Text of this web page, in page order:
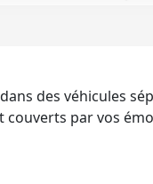
des véhicules
par vos